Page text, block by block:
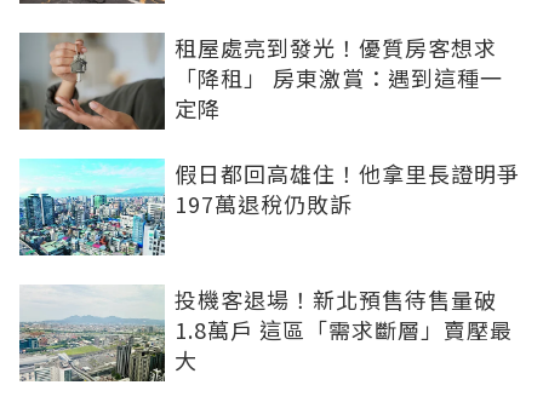
租屋處亮到發光！優質房客想求
「降租」 房東激賞：遇到這種一
定降
假日都回高雄住！他拿里長證明爭
197萬退稅仍敗訴
投機客退場！新北預售待售量破
1.8萬戶 這區「需求斷層」賣壓最
大